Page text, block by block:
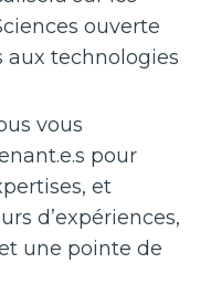
ouverte
aux technologies
vous
pour
et
d’expériences,
une pointe de